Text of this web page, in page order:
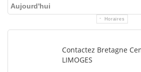
Aujourd'hui
Horaires
Contactez Bretagne
LIMOGES